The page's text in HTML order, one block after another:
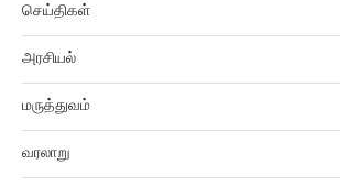
செய்திகள்
அரசியல்
மருத்துவம்
வரலாறு